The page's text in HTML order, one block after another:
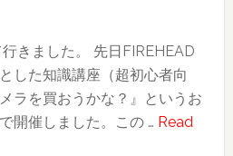
きました。 先日FIREHEAD
した知識講座（超初心者向
ラを買おうかな？』というお
開催しました。この … Read